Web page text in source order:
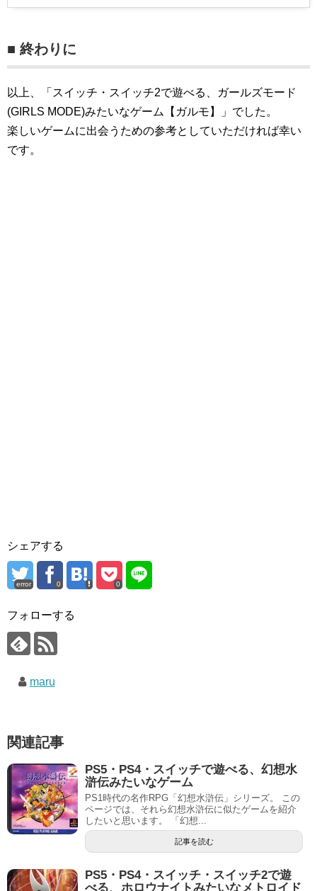
■ 終わりに
以上、「スイッチ・スイッチ2で遊べる、ガールズモード
(GIRLS MODE)みたいなゲーム【ガルモ】」でした。
楽しいゲームに出会うための参考としていただければ幸い
です。
シェアする
error 0 0
フォローする
maru
関連記事
PS5・PS4・スイッチで遊べる、幻想水
滸伝みたいなゲーム
PS1時代の名作RPG「幻想水滸伝」シリーズ。 この
ページでは、それら幻想水滸伝に似たゲームを紹介
したいと思います。 「幻想...
記事を読む
PS5・PS4・スイッチ・スイッチ2で遊
べる、ホロウナイトみたいなメトロイド